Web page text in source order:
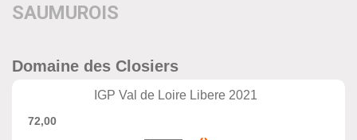
SAUMUROIS
Domaine des Closiers
IGP Val de Loire Libere 2021
72,00